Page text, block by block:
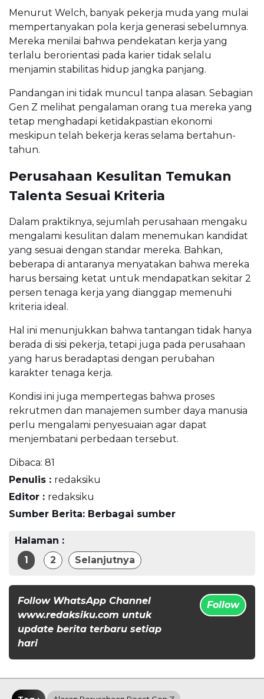
Menurut Welch, banyak pekerja muda yang mulai
mempertanyakan pola kerja generasi sebelumnya.
Mereka menilai bahwa pendekatan kerja yang
terlalu berorientasi pada karier tidak selalu
menjamin stabilitas hidup jangka panjang.
Pandangan ini tidak muncul tanpa alasan. Sebagian
Gen Z melihat pengalaman orang tua mereka yang
tetap menghadapi ketidakpastian ekonomi
meskipun telah bekerja keras selama bertahun-
tahun.
Perusahaan Kesulitan Temukan
Talenta Sesuai Kriteria
Dalam praktiknya, sejumlah perusahaan mengaku
mengalami kesulitan dalam menemukan kandidat
yang sesuai dengan standar mereka. Bahkan,
beberapa di antaranya menyatakan bahwa mereka
harus bersaing ketat untuk mendapatkan sekitar 2
persen tenaga kerja yang dianggap memenuhi
kriteria ideal.
Hal ini menunjukkan bahwa tantangan tidak hanya
berada di sisi pekerja, tetapi juga pada perusahaan
yang harus beradaptasi dengan perubahan
karakter tenaga kerja.
Kondisi ini juga mempertegas bahwa proses
rekrutmen dan manajemen sumber daya manusia
perlu mengalami penyesuaian agar dapat
menjembatani perbedaan tersebut.
Dibaca: 81
Penulis : redaksiku
Editor : redaksiku
Sumber Berita: Berbagai sumber
Halaman :
1
2 Selanjutnya
Follow WhatsApp Channel
www.redaksiku.com untuk
update berita terbaru setiap
hari
Follow